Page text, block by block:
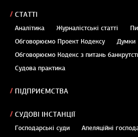
СТАТТІ
Аналітика Журналістські статті
Обговорюємо Проект Кодексу
Думки
Обговорюємо Кодекс з питань
Судова практика
ПІДПРИЄМСТВА
СУДОВІ ІНСТАНЦІЇ
Господарські суди
Апеляційні